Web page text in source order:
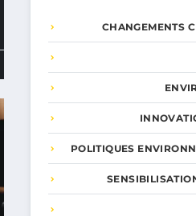
CHANGEMENTS
POLITIQUES